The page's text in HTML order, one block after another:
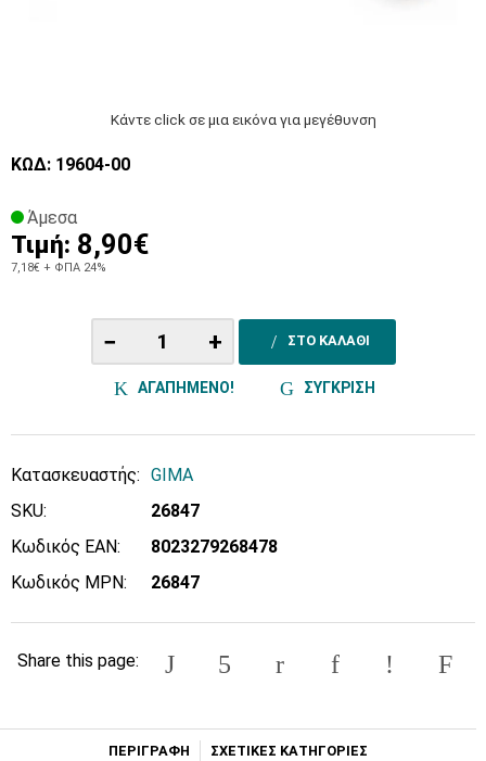
Κάντε click σε μια εικόνα για μεγέθυνση
ΚΩΔ: 19604-00
Άμεσα
Τιμή: 8,90€
7,18€ + ΦΠΑ 24%
− + ΣΤΟ ΚΑΛΑΘΙ
ΑΓΑΠΗΜΕΝΟ! ΣΥΓΚΡΙΣΗ
Κατασκευαστής: GIMA
SKU:
26847
Κωδικός EAN:
8023279268478
Κωδικός MPN:
26847
Share this page:
ΠΕΡΙΓΡΑΦΗ ΣΧΕΤΙΚΕΣ ΚΑΤΗΓΟΡΙΕΣ